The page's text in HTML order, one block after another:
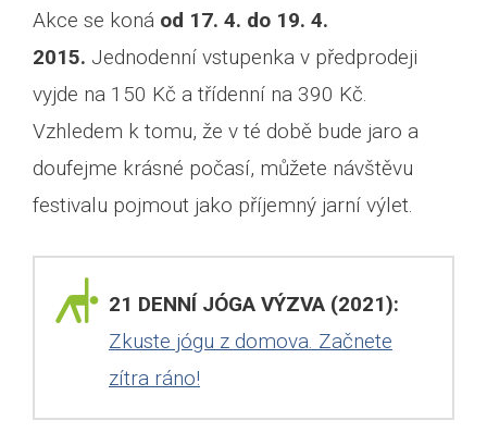
Akce se koná od 17. 4. do 19. 4.
2015. Jednodenní vstupenka v předprodeji
vyjde na 150 Kč a třídenní na 390 Kč.
Vzhledem k tomu, že v té době bude jaro a
doufejme krásné počasí, můžete návštěvu
festivalu pojmout jako příjemný jarní výlet.
21 DENNÍ JÓGA VÝZVA (2021):
Zkuste jógu z domova. Začnete
zítra ráno!